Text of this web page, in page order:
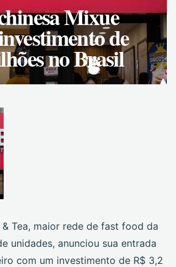
Mixue
de
no Brasil
Tea, maior rede de fast food da
unidades, anunciou sua entrada
com um investimento de R$ 3,2